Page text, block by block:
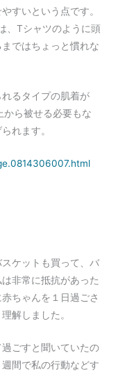
すいという点です。
、Tシャツのように頭
ではちょっと慣れな
るタイプの肌着が
から被せる必要もな
れます。
ケットも買って、バ
非常に抵抗があった
ちゃんを１日過ごさ
解しました。
ごすと聞いていたの
間で私の行動などす